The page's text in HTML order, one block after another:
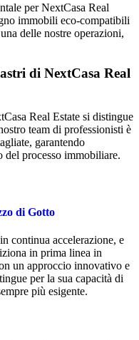
per NextCasa Real
immobili eco-compatibili
delle nostre operazioni,
di NextCasa Real
Real Estate si distingue
team di professionisti è
garantendo
del processo immobiliare.
di Gotto
continua accelerazione, e
in prima linea in
un approccio innovativo e
per la sua capacità di
più esigente.